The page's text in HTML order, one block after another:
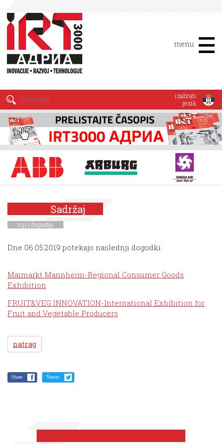
menu
izabrati
jezik
Sadržaj
srp | događaji
Dne 06.05.2019 potekajo naslednji dogodki:
Maimarkt Mannheim-Regional Consumer Goods
Exhibition
FRUIT&VEG INNOVATION-International Exhibition for
Fruit and Vegetable Producers
natrag
Share Tweet